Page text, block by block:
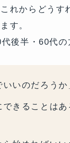
れからどうす
す。
後半・60代の
いいのだろうか
できることはあ